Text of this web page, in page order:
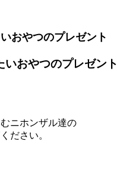
おやつのプレゼント
いおやつのプレゼント
ニホンザル達の
ださい。